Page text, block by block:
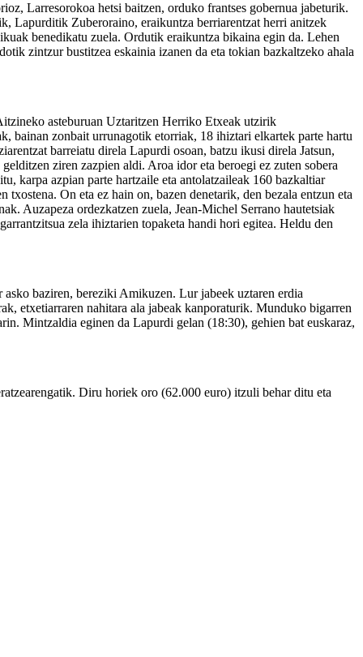
Larresorokoa hetsi baitzen, orduko frantses gobernua jabeturik.
Lapurditik Zuberoraino, eraikuntza berriarentzat herri anitzek
benedikatu zuela. Ordutik eraikuntza bikaina egin da. Lehen
zintzur bustitzea eskainia izanen da eta tokian bazkaltzeko ahala
asteburuan Uztaritzen Herriko Etxeak utzirik
bainan zonbait urrunagotik etorriak, 18 ihiztari elkartek parte hartu
barreiatu direla Lapurdi osoan, batzu ikusi direla Jatsun,
ziren zazpien aldi. Aroa idor eta beroegi ez zuten sobera
karpa azpian parte hartzaile eta antolatzaileak 160 bazkaltiar
On eta ez hain on, bazen denetarik, den bezala entzun eta
Auzapeza ordezkatzen zuela, Jean-Michel Serrano hautetsiak
zela ihiztarien topaketa handi hori egitea. Heldu den
baziren, bereziki Amikuzen. Lur jabeek uztaren erdia
etxetiarraren nahitara ala jabeak kanporaturik. Munduko bigarren
Mintzaldia eginen da Lapurdi gelan (18:30), gehien bat euskaraz,
Diru horiek oro (62.000 euro) itzuli behar ditu eta